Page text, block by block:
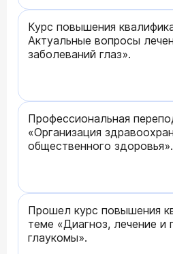
Курс повышения
Актуальные вопросы
заболеваний глаз».
Профессиональная
«Организация
общественного здоровья».
Прошел курс повышения
теме «Диагноз, лечение и
глаукомы».